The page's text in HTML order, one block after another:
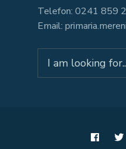
Telefon: 0241 859
Email:
for: